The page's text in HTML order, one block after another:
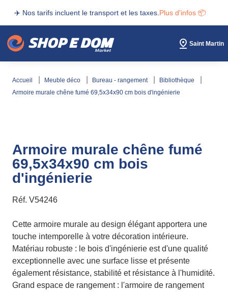
incluent le transport et les taxes.Plus d'infos 📦 ✈️ Nos
Saint Martin
accueil meuble déco bureau - rangement
bibliothèque
armoire murale chêne fumé 69,5x34x90 cm bois d'ingénierie
Armoire murale chêne fumé
69,5x34x90 cm bois
d'ingénierie
Réf. V54246
Cette armoire murale au design élégant apportera une
touche intemporelle à votre décoration intérieure.
Matériau robuste : le bois d'ingénierie est d'une qualité
exceptionnelle avec une surface lisse et présente
également résistance, stabilité et résistance à l'humidité.
Grand espace de rangement : l'armoire de rangement